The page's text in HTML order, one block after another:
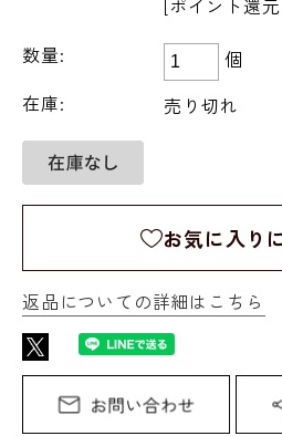
[ポイント還
数量:
個
在庫:
売り切れ
お気に入り
返品についての詳細はこちら